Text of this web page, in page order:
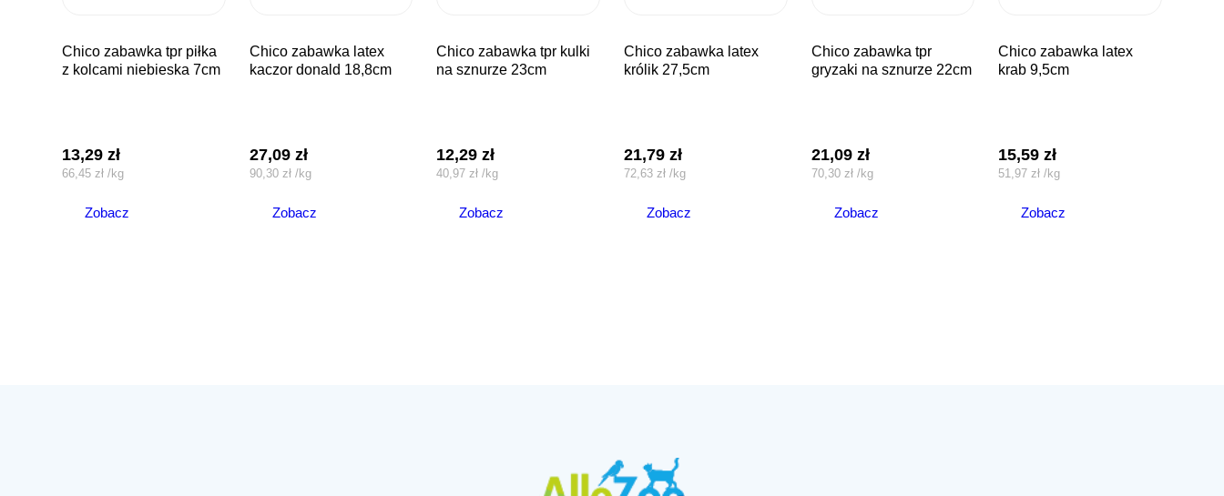
chico zabawka tpr piłka
z kolcami niebieska 7cm
13,29zł
66,45 zł /kg
Zobacz
chico zabawka latex
kaczor donald 18,8cm
27,09 zł
90,30 zł /kg
Zobacz
chico zabawka tpr kulki
na sznurze 23cm
12,29zł
40,97 zł /kg
Zobacz
chico zabawka latex
królik 27,5cm
21,79 zł
72,63 zł /kg
Zobacz
chico zabawka tpr
gryzaki na sznurze 22cm
21,09 zł
70,30 zł /kg
Zobacz
chico zabawka latex
krab 9,5cm
15,59zł
51,97 zł /kg
Zobacz